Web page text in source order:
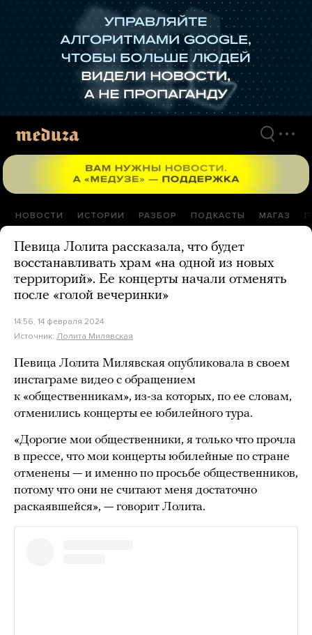
НОВОСТИ ИСТОРИИ РАЗБОР ПОДКАСТЫ МАГАЗ
Певица Лолита рассказала, что будет
восстанавливать храм «на одной из новых
территорий». Ее концерты начали отменять
после «голой вечеринки»
14:56, 14 февраля 2024
Источник: Лолита Милявская
Певица Лолита Милявская опубликовала в своем
инстаграме видео с обращением
к «общественникам», из-за которых, по ее словам,
отменились концерты ее юбилейного тура.
«Дорогие мои общественники, я только что прочла
в прессе, что мои концерты юбилейные по стране
отменены — и именно по просьбе общественников,
потому что они не считают меня достаточно
раскаявшейся», — говорит Лолита.